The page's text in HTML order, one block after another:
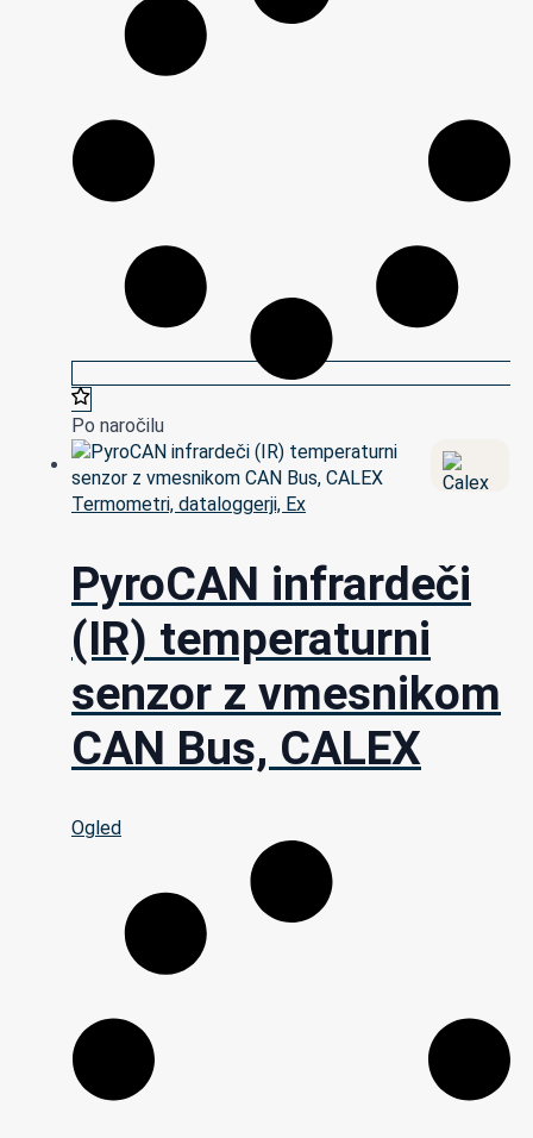
Po naročilu
Termometri, dataloggerji, Ex
PyroCAN infrardeči
(IR) temperaturni
senzor z vmesnikom
CAN Bus, CALEX
Ogled